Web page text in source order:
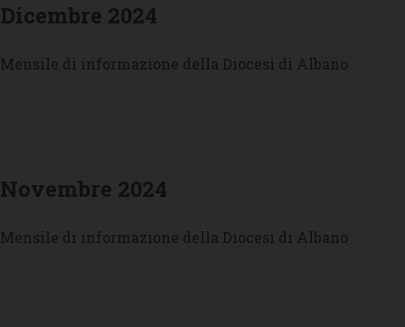
Dicembre 2024
Mensile di informazione della Diocesi di Albano
Novembre 2024
Mensile di informazione della Diocesi di Albano